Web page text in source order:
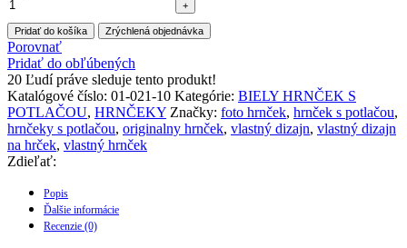
Pridať do košíka Zrýchlená objednávka
Porovnať
Pridať do obľúbených
20 Ľudí práve sleduje tento produkt!
Katalógové číslo: 01-021-10 Kategórie: BIELY HRNČEK S
POTLAČOU, HRNČEKY Značky: foto hrnček, hrnček s potlačou,
hrnčeky s potlačou, originalny hrnček, vlastný dizajn, vlastný dizajn
na hrček, vlastný hrnček
Zdieľať:
Popis
Ďalšie informácie
Recenzie (0)